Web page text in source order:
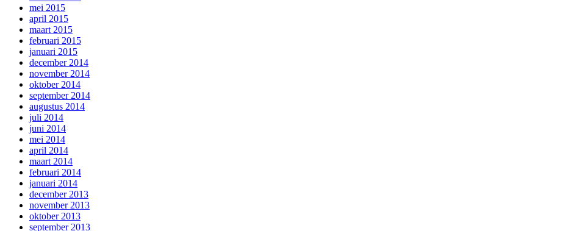
mei 2015
april 2015
maart 2015
februari 2015
januari 2015
december 2014
november 2014
oktober 2014
september 2014
augustus 2014
juli 2014
juni 2014
mei 2014
april 2014
maart 2014
februari 2014
januari 2014
december 2013
november 2013
oktober 2013
september 2013